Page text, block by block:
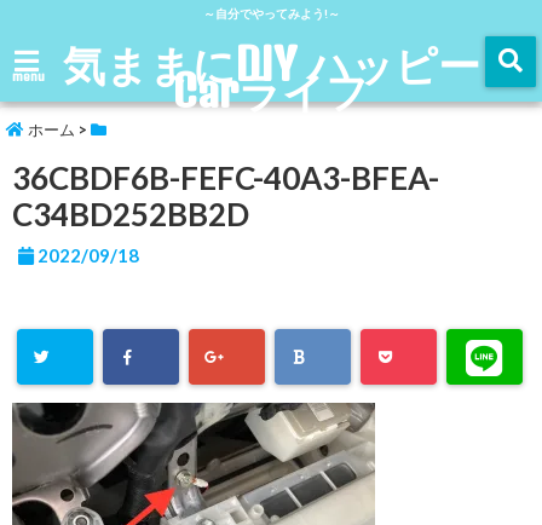
～自分でやってみよう!～
menu 気ままにDIY ハッピー
Carライフ
ホーム >
36CBDF6B-FEFC-40A3-BFEA-
C34BD252BB2D
2022/09/18